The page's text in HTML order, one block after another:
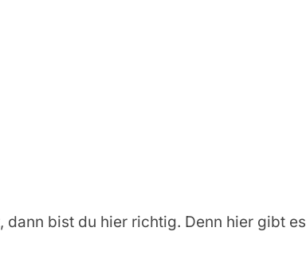
dann bist du hier richtig. Denn hier gibt es